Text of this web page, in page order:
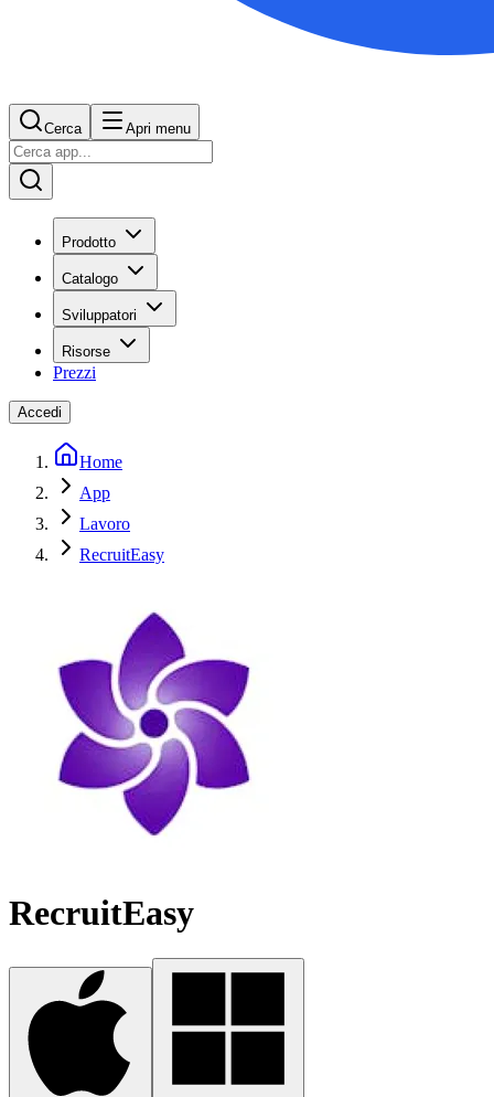
Cerca Apri menu
Prodotto
Catalogo
Sviluppatori
Risorse
Prezzi
Accedi
Home
App
Lavoro
RecruitEasy
RecruitEasy